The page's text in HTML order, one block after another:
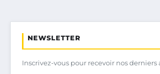
NEWSLETTER
Inscrivez-vous pour recevoir nos